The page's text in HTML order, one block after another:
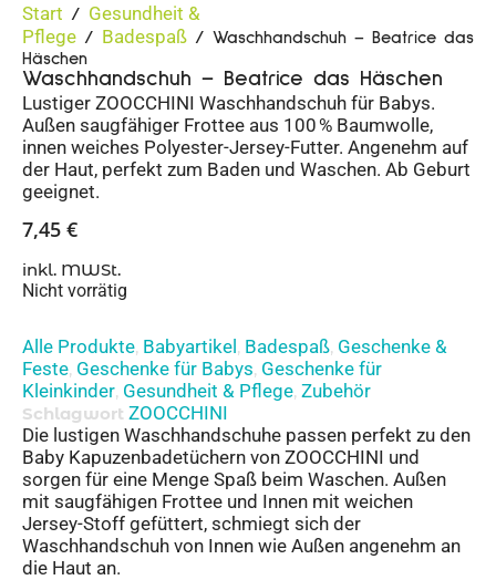
Start / Gesundheit &
Pflege / Badespaß / Waschhandschuh – Beatrice das
Häschen
Waschhandschuh – Beatrice das Häschen
Lustiger ZOOCCHINI Waschhandschuh für Babys.
Außen saugfähiger Frottee aus 100 % Baumwolle,
innen weiches Polyester-Jersey-Futter. Angenehm auf
der Haut, perfekt zum Baden und Waschen. Ab Geburt
geeignet.
7,45 €
inkl. MWSt.
Nicht vorrätig
Alle Produkte, Babyartikel , Badespaß, Geschenke &
Feste, Geschenke für Babys, Geschenke für
Kleinkinder, Gesundheit & Pflege, Zubehör
Schlagwort ZOOCCHINI
Die lustigen Waschhandschuhe passen perfekt zu den
Baby Kapuzenbadetüchern von ZOOCCHINI und
sorgen für eine Menge Spaß beim Waschen. Außen
mit saugfähigen Frottee und Innen mit weichen
Jersey-Stoff gefüttert, schmiegt sich der
Waschhandschuh von Innen wie Außen angenehm an
die Haut an.